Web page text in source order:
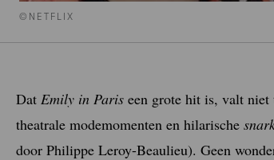
©NETFLIX
Dat Emily in Paris een grote hit is, valt niet
theatrale modemomenten en hilarische
door Philippe Leroy-Beaulieu). Geen